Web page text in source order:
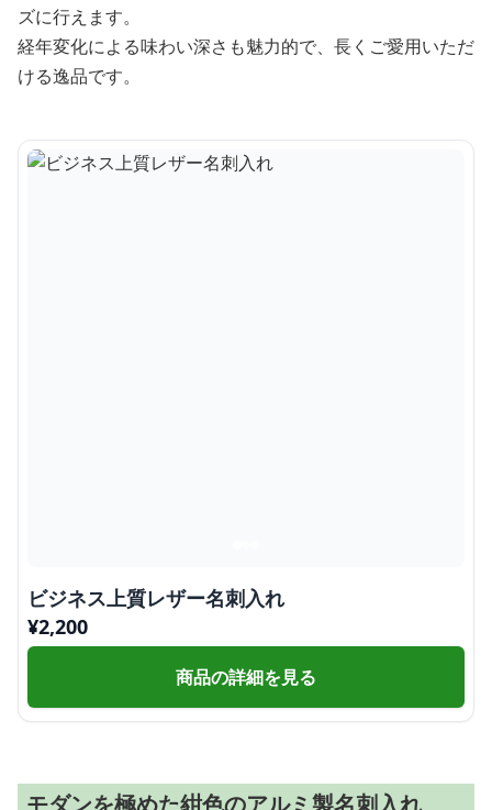
ズに行えます。
経年変化による味わい深さも魅力的で、長くご愛用いただ
ける逸品です。
ビジネス上質レザー名刺入れ
¥2,200
商品の詳細を見る
モダンを極めた紺色のアルミ製名刺入れ